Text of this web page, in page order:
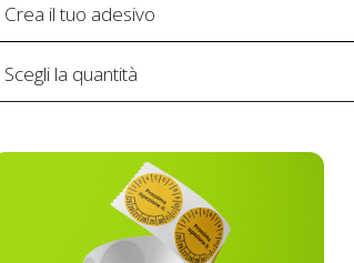
Crea il tuo adesivo
Scegli la quantità